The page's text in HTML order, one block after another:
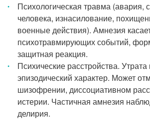
Психологическая травма (авария,
человека, изнасилование,
военные действия). Амнезия
психотравмирующих событий,
защитная реакция.
Психические расстройства.
эпизодический характер. Может
шизофрении, диссоциативном
истерии. Частичная амнезия
делирия.